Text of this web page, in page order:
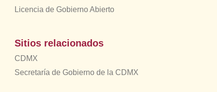
Licencia de Gobierno Abierto
Sitios relacionados
CDMX
Secretaría de Gobierno de la CDMX